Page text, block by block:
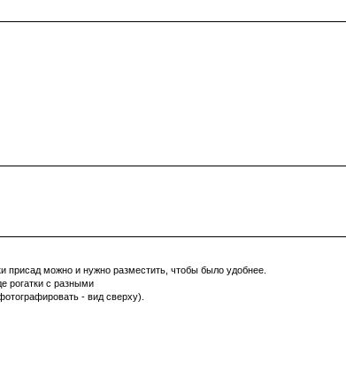
присад можно и нужно разместить, чтобы было удобнее.
рогатки с разными
- вид сверху).